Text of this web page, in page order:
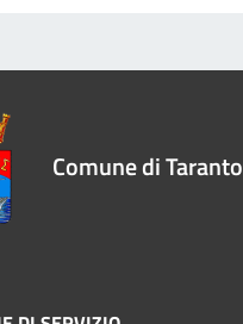
Comune di Taranto